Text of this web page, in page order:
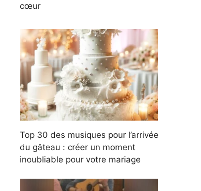
cœur
Top 30 des musiques pour l’arrivée
du gâteau : créer un moment
inoubliable pour votre mariage